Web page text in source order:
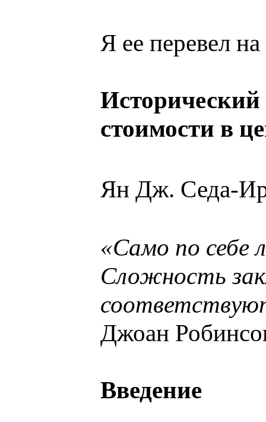
Я ее перевел
стоимости в
Ян Дж. Седа-
«Само по себе
Сложность
Джоан
Введение